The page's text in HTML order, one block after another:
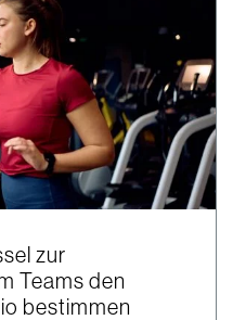
zur
Teams den
bestimmen